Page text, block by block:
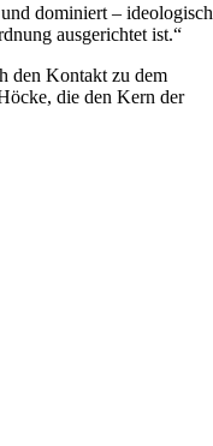
dominiert – ideologisch
ausgerichtet ist.“
den Kontakt zu dem
die den Kern der